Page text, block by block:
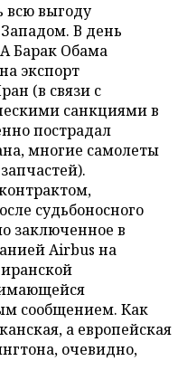
всю выгоду
В день
Барак Обама
экспорт
(в связи с
санкциями в
пострадал
многие самолеты
судьбоносного
заключенное в
Airbus на
сообщением. Как
а европейская
очевидно,